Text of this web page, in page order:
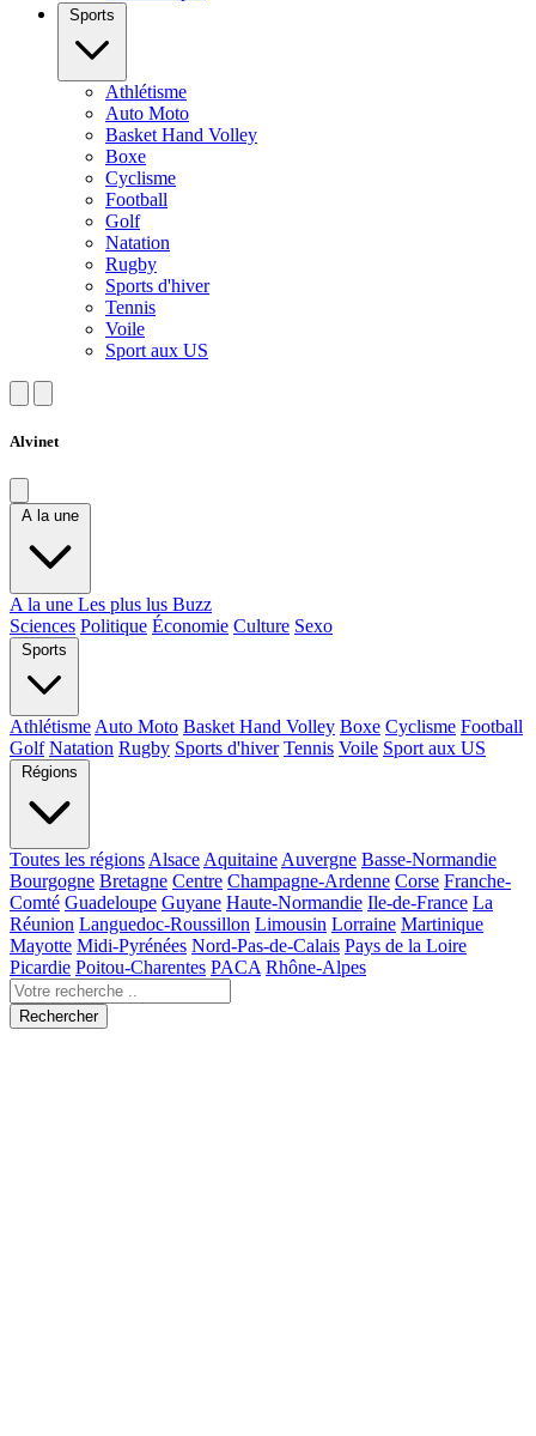
Sports
Athlétisme
Auto Moto
Basket Hand Volley
Boxe
Cyclisme
Football
Golf
Natation
Rugby
Sports d'hiver
Tennis
Voile
Sport aux US
Alvinet
A la une
A la une Les plus lus Buzz
Sciences Politique Économie Culture Sexo
Sports
Athlétisme Auto Moto Basket Hand Volley Boxe Cyclisme Football
Golf Natation Rugby Sports d'hiver Tennis Voile Sport aux US
Régions
Toutes les régions Alsace Aquitaine Auvergne Basse-Normandie
Bourgogne Bretagne Centre Champagne-Ardenne Corse Franche-
Comté Guadeloupe Guyane Haute-Normandie Ile-de-France La
Réunion Languedoc-Roussillon Limousin Lorraine Martinique
Mayotte Midi-Pyrénées Nord-Pas-de-Calais Pays de la Loire
Picardie Poitou-Charentes PACA Rhône-Alpes
Rechercher